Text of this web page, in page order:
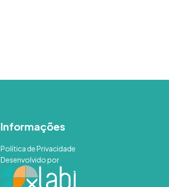
Informações
Política de Privacidade
Desenvolvido por